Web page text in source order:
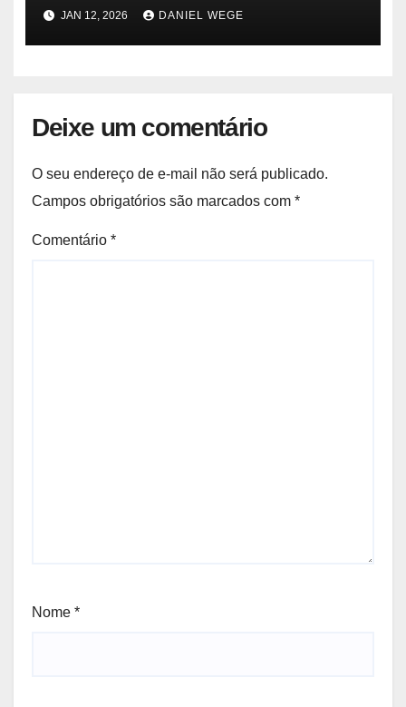
Impala.pt
JAN 12, 2026 DANIEL WEGE
Deixe um comentário
O seu endereço de e-mail não será publicado.
Campos obrigatórios são marcados com *
Comentário *
Nome *